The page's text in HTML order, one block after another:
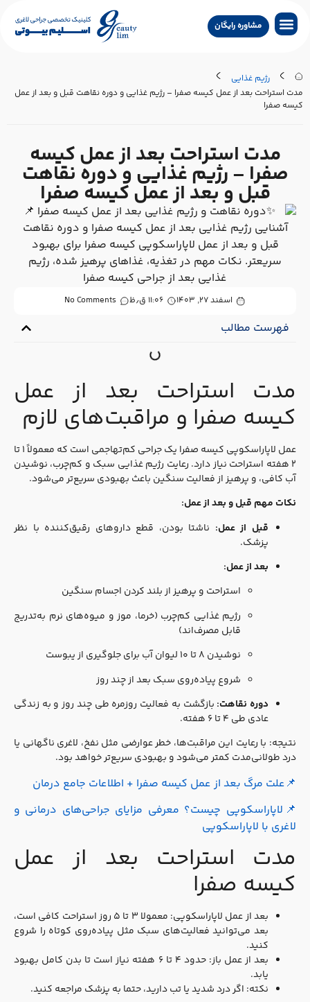
مشاوره رایگان
رژیم غذایی
استراحت بعد از عمل کیسه صفرا – رژیم غذایی و دوره نقاهت قبل و بعد از عمل
صفرا
مدت استراحت بعد از عمل کیسه
صفرا – رژیم غذایی و دوره نقاهت
قبل و بعد از عمل کیسه صفرا
اسفند ۲۷, ۱۴۰۳ ۱۱:۰۶ ق٫ظ No Comments
فهرست مطالب
مدت استراحت بعد از عمل
کیسه صفرا و مراقبت‌های لازم
عمل لاپاراسکوپی کیسه صفرا یک جراحی کم‌تهاجمی است که معمولاً ۱ تا
۲ هفته استراحت نیاز دارد. رعایت رژیم غذایی سبک و کم‌چرب، نوشیدن
آب کافی، و پرهیز از فعالیت سنگین باعث بهبودی سریع‌تر می‌شود.
نکات مهم قبل و بعد از عمل:
قبل از عمل:ناشتا بودن، قطع داروهای رقیق‌کننده با نظر
پزشک.
بعد از عمل:
استراحت و پرهیز از بلند کردن اجسام سنگین
رژیم غذایی کم‌چرب (خرما، موز و میوه‌های نرم به‌تدریج
قابل مصرف‌اند)
نوشیدن ۸ تا ۱۰ لیوان آب برای جلوگیری از یبوست
شروع پیاده‌روی سبک بعد از چند روز
دوره نقاهت:بازگشت به فعالیت روزمره طی چند روز و به زندگی
عادی طی ۴ تا ۶ هفته.
نتیجه: با رعایت این مراقبت‌ها، خطر عوارضی مثل نفخ، لاغری ناگهانی یا
درد طولانی‌مدت کمتر می‌شود و بهبودی سریع‌تر خواهد بود.
علت مرگ بعد از عمل کیسه صفرا + اطلاعات جامع درمان
📌لاپاراسکوپی چیست؟ معرفی مزایای جراحی‌های درمانی و
لاغری با لاپاراسکوپی
مدت استراحت بعد از عمل
کیسه صفرا
بعد از عمل لاپاراسکوپی: معمولا ۳ تا ۵ روز استراحت کافی است،
بعد می‌توانید فعالیت‌های سبک مثل پیاده‌روی کوتاه را شروع
کنید.
بعد از عمل باز: حدود ۴ تا ۶ هفته نیاز است تا بدن کامل بهبود
یابد.
نکته: اگر درد شدید یا تب دارید، حتما به پزشک مراجعه کنید.